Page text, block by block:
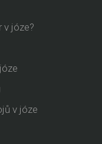
v józe?
v józe